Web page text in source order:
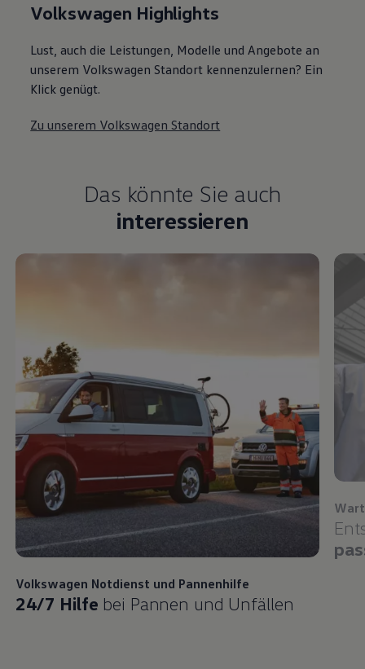
Volkswagen Highlights
Lust, auch die Leistungen, Modelle und Angebote an
unserem Volkswagen Standort kennenzulernen? Ein
Klick genügt.
Zu unserem Volkswagen Standort
Das könnte Sie auch
interessieren
Volkswagen Notdienst und Pannenhilfe
24/7 Hilfe bei Pannen und Unfällen